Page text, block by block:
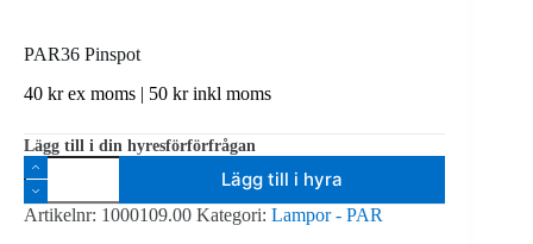
PAR36 Pinspot
40 krex moms | 50 krinkl moms
Lägg till i din hyresförförfrågan
PAR36
Pinspot
mängd
Lägg till i hyra
Artikelnr: 1000109.00 Kategori: Lampor - PAR